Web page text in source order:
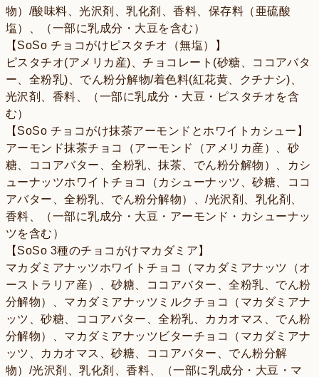
物）/酸味料、光沢剤、乳化剤、香料、保存料（亜硫酸
塩）、（一部に乳成分・大豆を含む）
【SoSo チョコがけピスタチオ（無塩）】
ピスタチオ(アメリカ産)、チョコレート(砂糖、ココアバタ
ー、全粉乳)、でん粉分解物/着色料(紅花黄、クチナシ)、
光沢剤、香料、（一部に乳成分・大豆・ピスタチオを含
む）
【SoSo チョコがけ抹茶アーモンドとホワイトカシュー】
アーモンド抹茶チョコ（アーモンド（アメリカ産）、砂
糖、ココアバター、全粉乳、抹茶、でん粉分解物）、カシ
ューナッツホワイトチョコ（カシューナッツ、砂糖、ココ
アバター、全粉乳、でん粉分解物）、/光沢剤、乳化剤、
香料、（一部に乳成分・大豆・アーモンド・カシューナッ
ツを含む）
【SoSo 3種のチョコがけマカダミア】
マカダミアナッツホワイトチョコ（マカダミアナッツ（オ
ーストラリア産）、砂糖、ココアバター、全粉乳、でん粉
分解物）、マカダミアナッツミルクチョコ（マカダミアナ
ッツ、砂糖、ココアバター、全粉乳、カカオマス、でん粉
分解物）、マカダミアナッツビターチョコ（マカダミアナ
ッツ、カカオマス、砂糖、ココアバター、でん粉分解
物）/光沢剤、乳化剤、香料、（一部に乳成分・大豆・マ